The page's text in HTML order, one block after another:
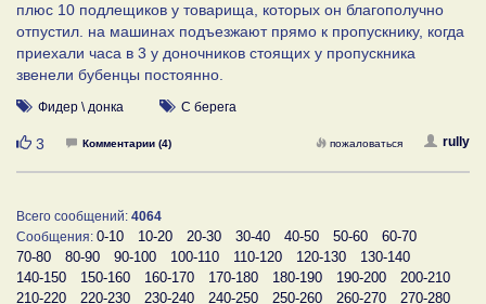
плюс 10 подлещиков у товарища, которых он благополучно
отпустил. на машинах подъезжают прямо к пропускнику, когда
приехали часа в 3 у доночников стоящих у пропускника
звенели бубенцы постоянно.
Фидер \ донка С берега
Нравится
3 Комментарии (4) rully
пожаловаться
Всего сообщений: 4064
Сообщения: 0-10 10-20 20-30 30-40 40-50 50-60
60-70
70-80
80-90 90-100 100-110 110-120 120-130
130-140
140-150
150-160 160-170 170-180 180-190 190-200
200-210
210-220
220-230 230-240 240-250 250-260 260-270
270-280